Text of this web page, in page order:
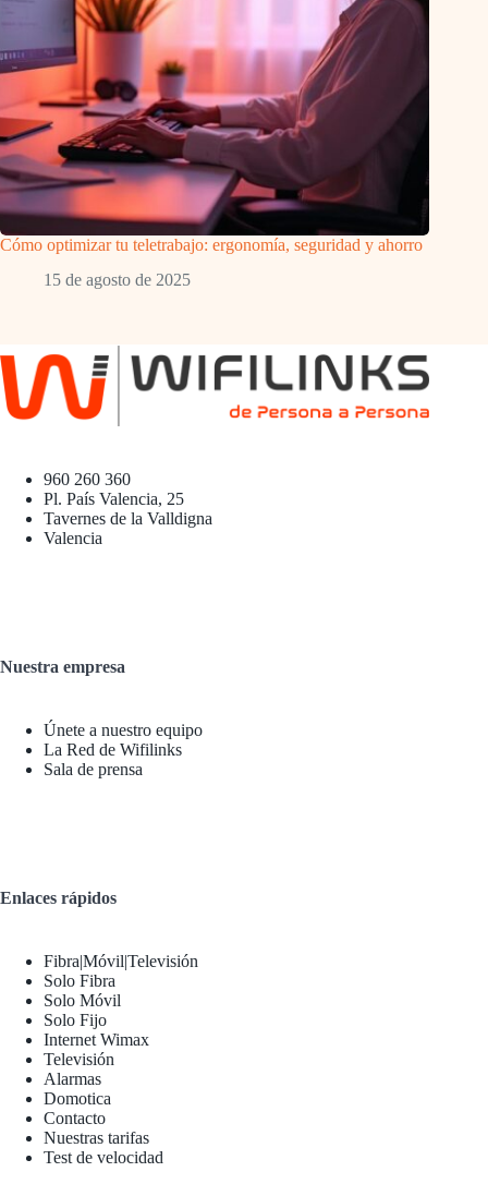
Cómo optimizar tu teletrabajo: ergonomía, seguridad y ahorro
15 de agosto de 2025
960 260 360
Pl. País Valencia, 25
Tavernes de la Valldigna
Valencia
Nuestra empresa
Únete a nuestro equipo
La Red de Wifilinks
Sala de prensa
Enlaces rápidos
Fibra|Móvil|Televisión
Solo Fibra
Solo Móvil
Solo Fijo
Internet Wimax
Televisión
Alarmas
Domotica
Contacto
Nuestras tarifas
Test de velocidad